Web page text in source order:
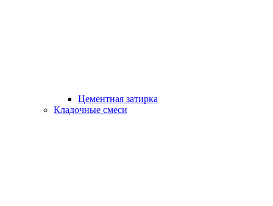
Цементная затирка
Кладочные смеси